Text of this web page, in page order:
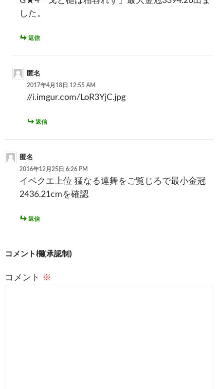
した。
返信
匿名
2017年4月18日 12:55 AM
//i.imgur.com/LoR3YjC.jpg
返信
匿名
2016年12月25日 6:26 PM
イベクエ上位 猛なる連舞をご覧じろで最小金冠
2436.21cmを確認
返信
コメント欄(承認制)
コメント ※